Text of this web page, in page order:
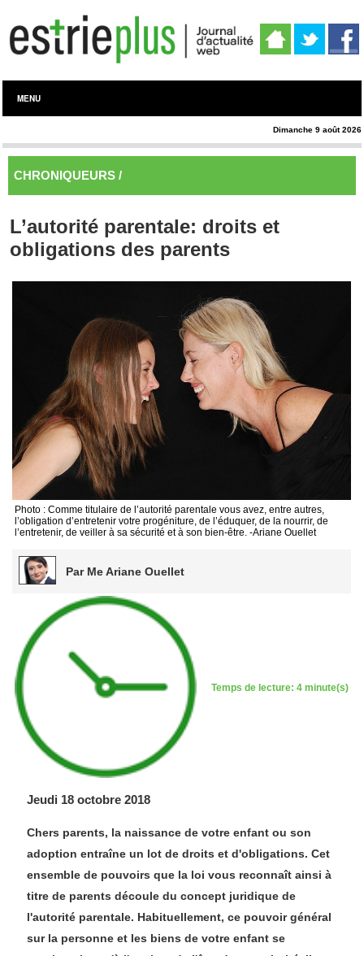
MENU
Dimanche 9 août 2026
CHRONIQUEURS /
L’autorité parentale: droits et
obligations des parents
Photo : Comme titulaire de l’autorité parentale vous avez, entre autres,
l’obligation d’entretenir votre progéniture, de l’éduquer, de la nourrir, de
l’entretenir, de veiller à sa sécurité et à son bien-être. -Ariane Ouellet
Par Me Ariane Ouellet
Temps de lecture: 4 minute(s)
Jeudi 18 octobre 2018
Chers parents, la naissance de votre enfant ou son
adoption entraîne un lot de droits et d'obligations. Cet
ensemble de pouvoirs que la loi vous reconnaît ainsi à
titre de parents découle du concept juridique de
l'autorité parentale. Habituellement, ce pouvoir général
sur la personne et les biens de votre enfant se